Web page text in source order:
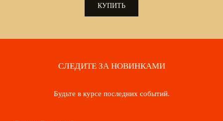
КУПИТЬ
СЛЕДИТЕ ЗА НОВИНКАМИ
Будьте в курсе последних событий.